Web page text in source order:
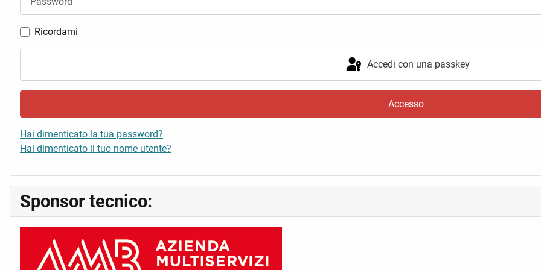
Ricordami
Accedi con una passkey
Accesso
Hai dimenticato la tua password?
Hai dimenticato il tuo nome utente?
Sponsor tecnico: